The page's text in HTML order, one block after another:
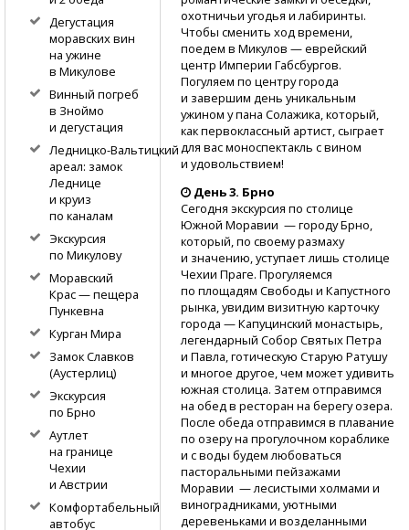
охотничьи угодья и лабиринты.
Чтобы сменить ход времени,
поедем в Микулов — еврейский
центр Империи Габсбургов.
Погуляем по центру города
и завершим день уникальным
ужином у пана Солажика, который,
как первоклассный артист, сыграет
для вас моноспектакль с вином
и удовольствием!
День 3. Брно
Сегодня экскурсия по столице
Южной Моравии — городу Брно,
который, по своему размаху
и значению, уступает лишь столице
Чехии Праге. Прогуляемся
по площадям Свободы и Капустного
рынка, увидим визитную карточку
города — Капуцинский монастырь,
легендарный Собор Святых Петра
и Павла, готическую Старую Ратушу
и многое другое, чем может удивить
южная столица. Затем отправимся
на обед в ресторан на берегу озера.
После обеда отправимся в плавание
по озеру на прогулочном кораблике
и с воды будем любоваться
пасторальными пейзажами
Моравии — лесистыми холмами и
виноградниками, уютными
деревеньками и возделанными
Дегустация
моравских вин
на ужине
в Микулове
Винный погреб
в Зноймо
и дегустация
Ледницко-Вальтицкий
ареал: замок
Леднице
и круиз
по каналам
Экскурсия
по Микулову
Моравский
Крас — пещера
Пункевна
Курган Мира
Замок Славков
(Аустерлиц)
Экскурсия
по Брно
Аутлет
на границе
Чехии
и Австрии
Комфортабельный
автобус